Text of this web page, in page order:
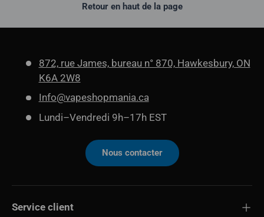
Retour en haut de la page
872, rue James, bureau n° 870, Hawkesbury, ON
K6A 2W8
Info@vapeshopmania.ca
Lundi–Vendredi 9h–17h EST
Nous contacter
Service client